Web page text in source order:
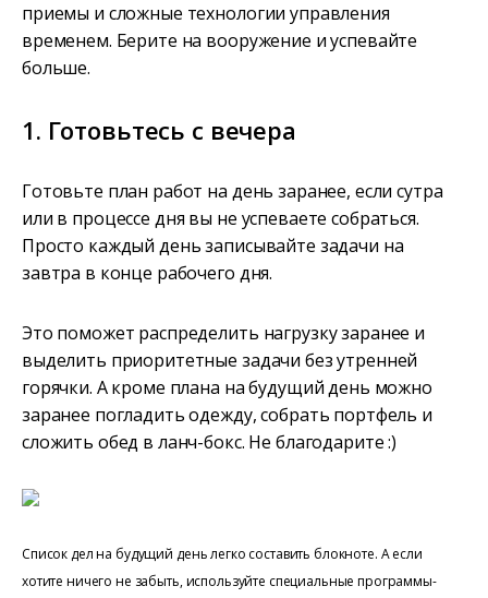
приемы и сложные технологии управления
временем. Берите на вооружение и успевайте
больше.
1. Готовьтесь с вечера
Готовьте план работ на день заранее, если сутра
или в процессе дня вы не успеваете собраться.
Просто каждый день записывайте задачи на
завтра в конце рабочего дня.
Это поможет распределить нагрузку заранее и
выделить приоритетные задачи без утренней
горячки. А кроме плана на будущий день можно
заранее погладить одежду, собрать портфель и
сложить обед в ланч-бокс. Не благодарите :)
Список дел на будущий день легко составить блокноте. А если
хотите ничего не забыть, используйте специальные программы-